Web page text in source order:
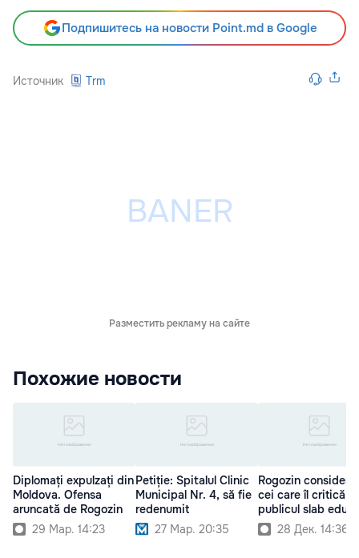
Подпишитесь на новости Point.md в Google
Источник Trm
Разместить рекламу на сайте
Похожие новости
Diplomați expulzați din
Moldova. Ofensa
aruncată de Rogozin
29 Мар. 14:23
Petiție: Spitalul Clinic
Municipal Nr. 4, să fie
redenumit
27 Мар. 20:35
Rogozin consideră
cei care îl critică
publicul slab
28 Дек. 14:36